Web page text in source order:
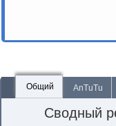
Общий AnTuTu
Сводный